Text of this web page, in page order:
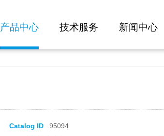
产品中心 技术服务 新闻中心
Catalog ID 95094